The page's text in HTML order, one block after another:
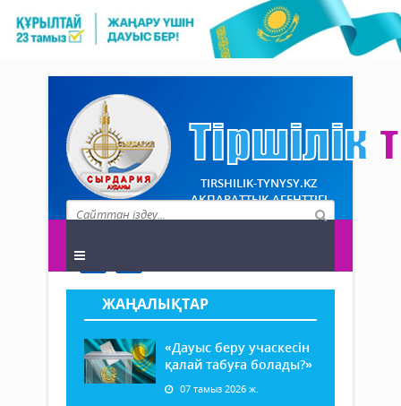
TIRSHILIK-TYNYSY.KZ
АҚПАРАТТЫҚ АГЕНТТІГІ
ЖАҢАЛЫҚТАР
«Дауыс беру учаскесін
қалай табуға болады?»
07 тамыз 2026 ж.